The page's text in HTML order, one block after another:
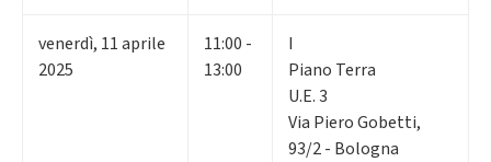
venerdì, 11aprile
2025
11:00 -
13:00
I
Piano Terra
U.E. 3
Via Piero Gobetti,
93/2 - Bologna